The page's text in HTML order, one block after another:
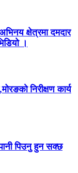
क्षेत्रमा दमदार
।
निरीक्षण कार्य
पिउनु हुन सक्छ